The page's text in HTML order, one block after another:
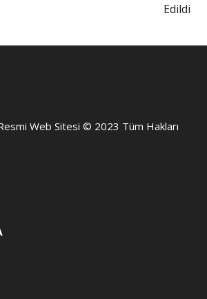
Edildi
Web Sitesi © 2023 Tüm Hakları